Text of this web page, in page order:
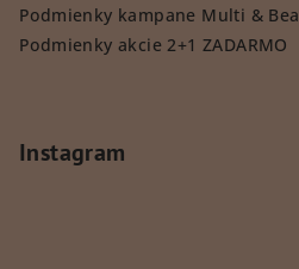
Podmienky kampane Multi &
Podmienky akcie 2+1 ZADARMO
Instagram